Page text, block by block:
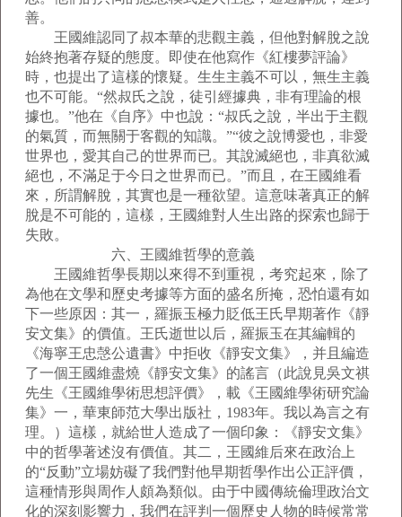
善。
王國維認同了叔本華的悲觀主義，但他對解脫之說
始終抱著存疑的態度。即使在他寫作《紅樓夢評論》
時，也提出了這樣的懷疑。生生主義不可以，無生主義
也不可能。“然叔氏之說，徒引經據典，非有理論的根
據也。”他在《自序》中也說：“叔氏之說，半出于主觀
的氣質，而無關于客觀的知識。”“彼之說博愛也，非愛
世界也，愛其自己的世界而已。其說滅絕也，非真欲滅
絕也，不滿足于今日之世界而已。”而且，在王國維看
來，所謂解脫，其實也是一種欲望。這意味著真正的解
脫是不可能的，這樣，王國維對人生出路的探索也歸于
失敗。
六、王國維哲學的意義
王國維哲學長期以來得不到重視，考究起來，除了
為他在文學和歷史考據等方面的盛名所掩，恐怕還有如
下一些原因：其一，羅振玉極力貶低王氏早期著作《靜
安文集》的價值。王氏逝世以后，羅振玉在其編輯的
《海寧王忠愨公遺書》中拒收《靜安文集》，并且編造
了一個王國維盡燒《靜安文集》的謠言（此說見吳文祺
先生《王國維學術思想評價》，載《王國維學術研究論
集》一，華東師范大學出版社，1983年。我以為言之有
理。）這樣，就給世人造成了一個印象：《靜安文集》
中的哲學著述沒有價值。其二，王國維后來在政治上
的“反動”立場妨礙了我們對他早期哲學作出公正評價，
這種情形與周作人頗為類似。由于中國傳統倫理政治文
化的深刻影響力，我們在評判一個歷史人物的時候常常